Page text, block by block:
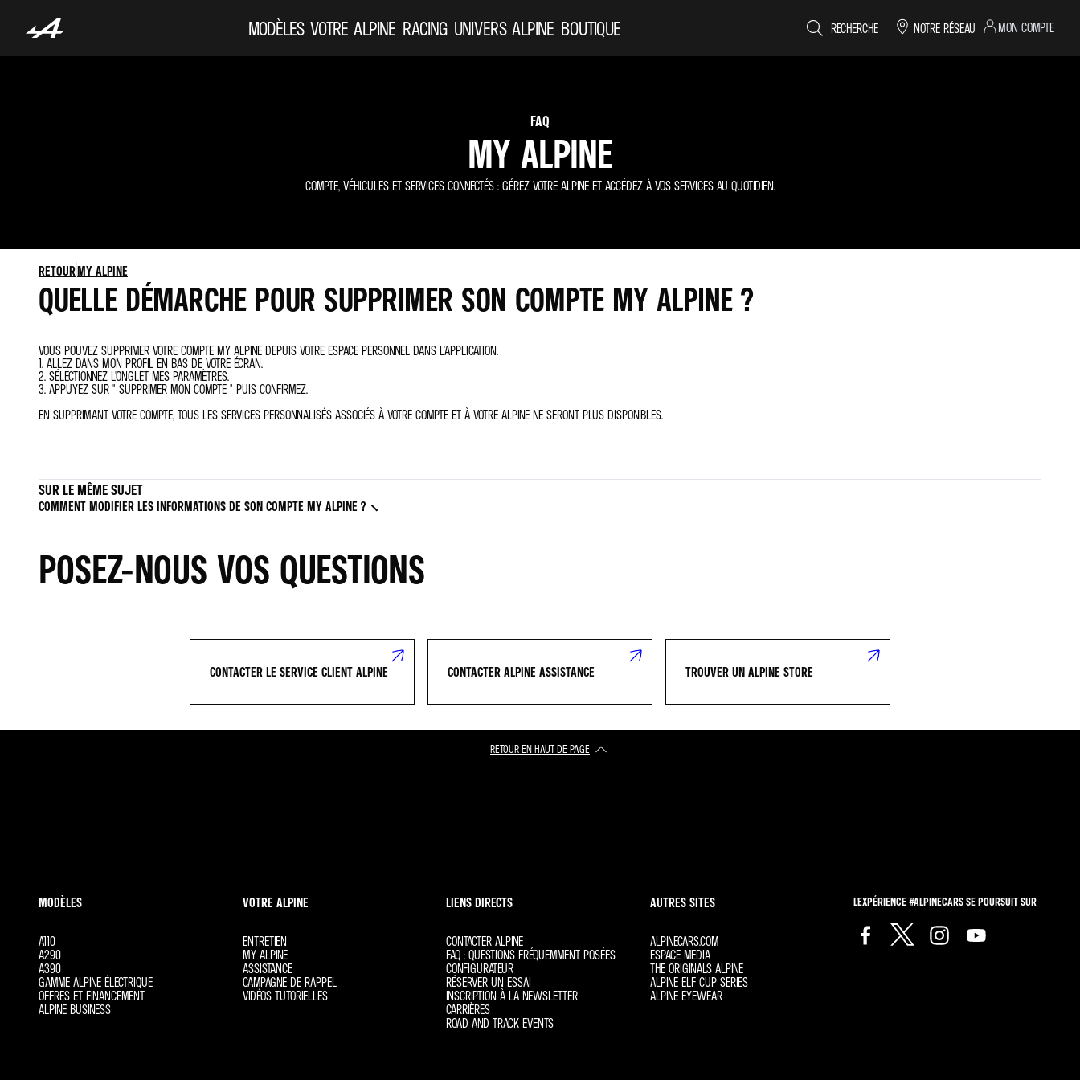
MODÈLES VOTRE ALPINE RACING UNIVERS ALPINE BOUTIQUE RECHERCHE NOTRE RÉSEAU MON COMPTE
FAQ
MY ALPINE
COMPTE, VÉHICULES ET SERVICES CONNECTÉS : GÉREZ VOTRE ALPINE ET ACCÉDEZ À VOS SERVICES AU QUOTIDIEN.
RETOURMY ALPINE
QUELLE DÉMARCHE POUR SUPPRIMER SON COMPTE MY ALPINE ?
VOUS POUVEZ SUPPRIMER VOTRE COMPTE MY ALPINE DEPUIS VOTRE ESPACE PERSONNEL DANS L'APPLICATION.
1. ALLEZ DANS MON PROFIL EN BAS DE VOTRE ÉCRAN.
2. SÉLECTIONNEZ L'ONGLET MES PARAMÈTRES.
3. APPUYEZ SUR " SUPPRIMER MON COMPTE " PUIS CONFIRMEZ.
EN SUPPRIMANT VOTRE COMPTE, TOUS LES SERVICES PERSONNALISÉS ASSOCIÉS À VOTRE COMPTE ET À VOTRE ALPINE NE SERONT PLUS DISPONIBLES.
SUR LE MÊME SUJET
COMMENT MODIFIER LES INFORMATIONS DE SON COMPTE MY ALPINE ?
POSEZ-NOUS VOS QUESTIONS
CONTACTER LE SERVICE CLIENT ALPINE CONTACTER ALPINE ASSISTANCE TROUVER UN ALPINE STORE
RETOUR EN HAUT DE PAGE​
MODÈLES
A110
A290
A390
GAMME ALPINE ÉLECTRIQUE
OFFRES ET FINANCEMENT
ALPINE BUSINESS
VOTRE ALPINE
ENTRETIEN
MY ALPINE
ASSISTANCE
CAMPAGNE DE RAPPEL
VIDÉOS TUTORIELLES
LIENS DIRECTS
CONTACTER ALPINE
FAQ : QUESTIONS FRÉQUEMMENT POSÉES
CONFIGURATEUR
RÉSERVER UN ESSAI
INSCRIPTION À LA NEWSLETTER
CARRIÈRES
ROAD AND TRACK EVENTS
AUTRES SITES
ALPINECARS.COM
ESPACE MEDIA
THE ORIGINALS ALPINE
ALPINE ELF CUP SERIES
ALPINE EYEWEAR
L'EXPÉRIENCE #ALPINECARS SE POURSUIT SUR